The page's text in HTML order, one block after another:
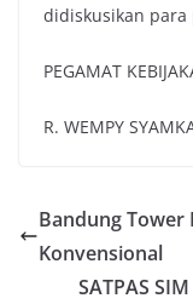
didiskusikan
PEGAMAT
R. WEMPY
Bandung Tower
Konvensional
SATPAS